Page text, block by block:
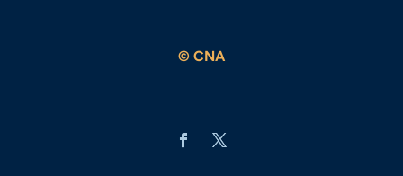
© CNA